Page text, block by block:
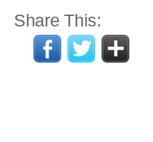
Share This: